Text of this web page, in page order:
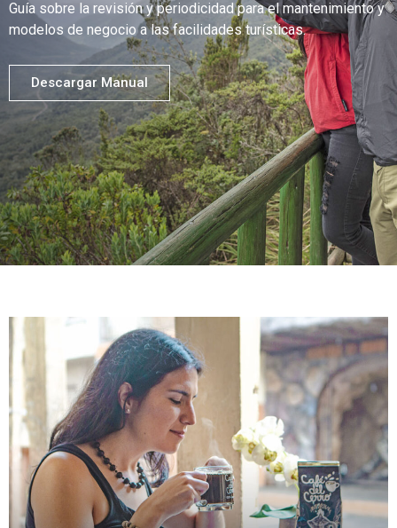
Guía sobre la revisión y periodicidad para el mantenimiento y
modelos de negocio a las facilidades turísticas.
Descargar Manual